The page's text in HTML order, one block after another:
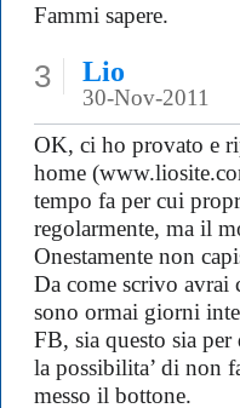
Fammi sapere.
Lio
30-Nov-2011
3
OK, ci ho provato e
home
tempo fa per cui
regolarmente, ma il
Onestamente non
Da come scrivo avrai
sono ormai giorni
FB, sia questo sia
la possibilita’ di non
messo il bottone.